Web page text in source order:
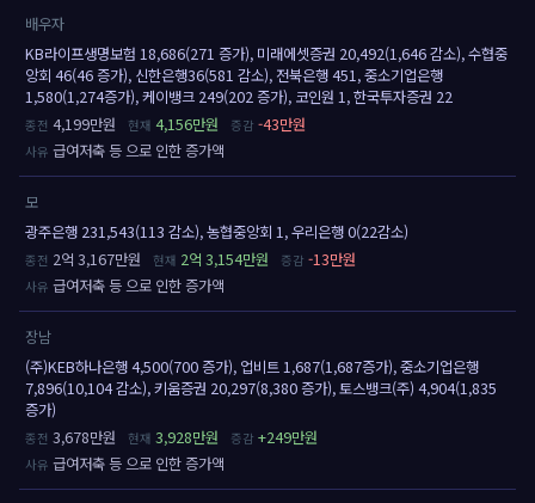
배우자
KB라이프생명보험 18,686(271 증가), 미래에셋증권 20,492(1,646 감소), 수협중
앙회 46(46 증가), 신한은행36(581 감소), 전북은행 451, 중소기업은행
1,580(1,274증가), 케이뱅크 249(202 증가), 코인원 1, 한국투자증권 22
4,199만원
4,156만원
-43만원
급여저축 등 으로 인한 증가액
모
광주은행 231,543(113 감소), 농협중앙회 1, 우리은행 0(22감소)
2억 3,167만원
2억 3,154만원
-13만원
급여저축 등 으로 인한 증가액
장남
(주)KEB하나은행 4,500(700 증가), 업비트 1,687(1,687증가), 중소기업은행
7,896(10,104 감소), 키움증권 20,297(8,380 증가), 토스뱅크(주) 4,904(1,835
증가)
3,678만원
3,928만원
+249만원
급여저축 등 으로 인한 증가액